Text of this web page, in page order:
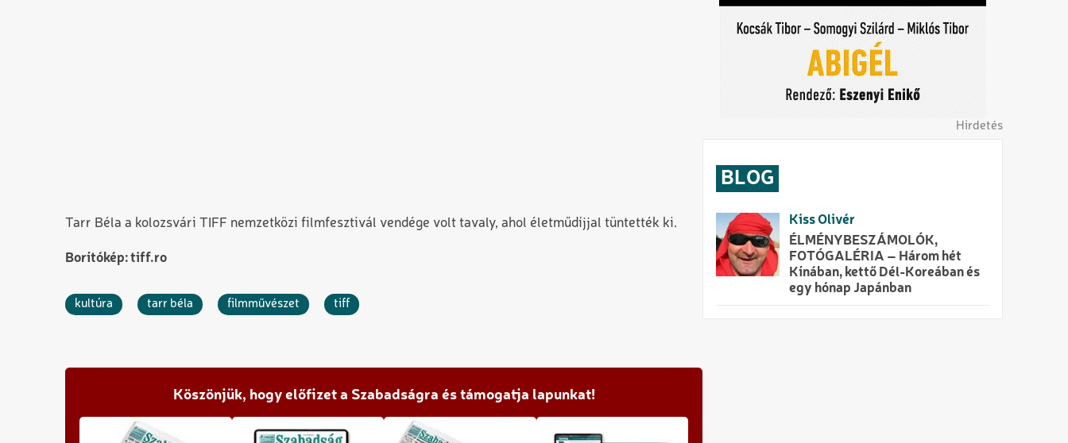
Tarr Béla a kolozsvári TIFF nemzetközi filmfesztivál vendége volt tavaly, ahol életműdíjjal tüntették ki.
Borítókép: tiff.ro
kultúra tarr béla filmművészet tiff
Köszönjük, hogy előfizet a Szabadságra és támogatja lapunkat!
Hirdetés
BLOG
Kiss Olivér
ÉLMÉNYBESZÁMOLÓK,
FOTÓGALÉRIA – Három hét
Kínában, kettő Dél-Koreában és
egy hónap Japánban